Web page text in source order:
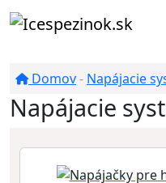
Domov- Napájacie
Napájacie